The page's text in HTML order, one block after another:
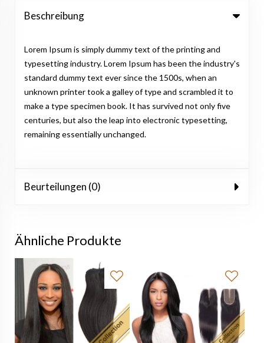
Beschreibung
Lorem Ipsum is simply dummy text of the printing and
typesetting industry. Lorem Ipsum has been the industry's
standard dummy text ever since the 1500s, when an
unknown printer took a galley of type and scrambled it to
make a type specimen book. It has survived not only five
centuries, but also the leap into electronic typesetting,
remaining essentially unchanged.
Beurteilungen (0)
Ähnliche Produkte